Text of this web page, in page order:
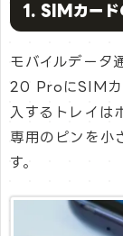
1. SIMカード
モバイルデー
20 ProにSIMカ
入するトレイは
専用のピンを小
す。